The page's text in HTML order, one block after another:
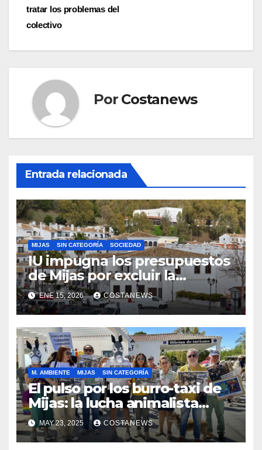
tratar los problemas del
colectivo
Por Costanews
Entrada relacionada
MIJAS SIN CATEGORÍA SOCIEDAD
IU impugna los presupuestos
de Mijas por excluir la
vivienda pública
ENE 15, 2026 COSTANEWS
M. AMBIENTE MIJAS SIN CATEGORÍA
El pulso por los burro-taxi de
Mijas: la lucha animalista
desafía el lavado de imagen
institucional
MAY 23, 2025 COSTANEWS